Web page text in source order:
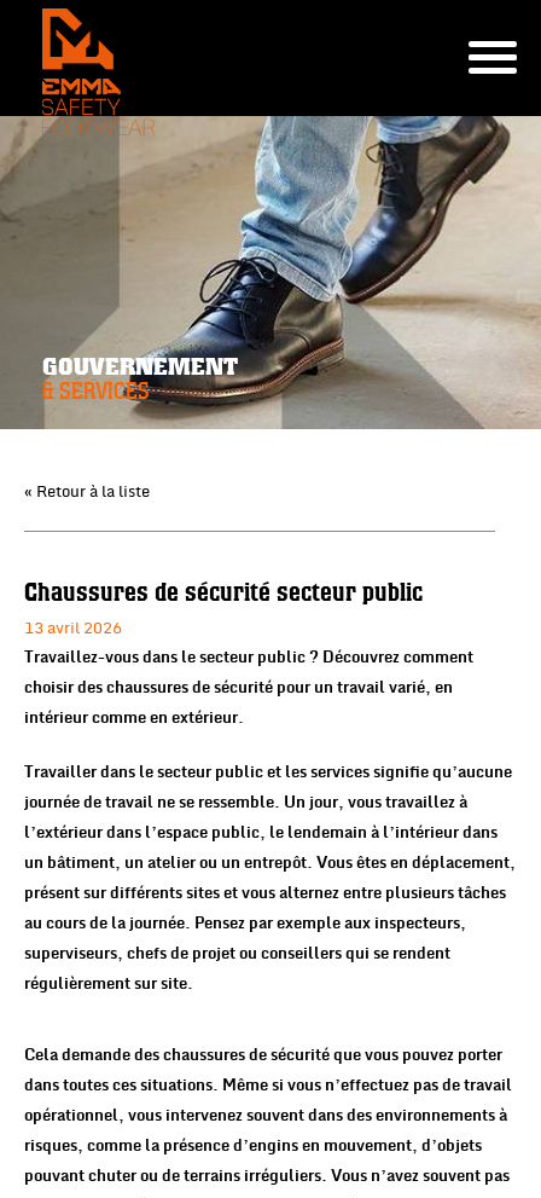
GOUVERNEMENT
& SERVICES
« Retour à la liste
Chaussures de sécurité secteur public
13 avril 2026
Travaillez-vous dans le secteur public ? Découvrez comment
choisir des chaussures de sécurité pour un travail varié, en
intérieur comme en extérieur.
Travailler dans le secteur public et les services signifie qu’aucune
journée de travail ne se ressemble. Un jour, vous travaillez à
l’extérieur dans l’espace public, le lendemain à l’intérieur dans
un bâtiment, un atelier ou un entrepôt. Vous êtes en déplacement,
présent sur différents sites et vous alternez entre plusieurs tâches
au cours de la journée. Pensez par exemple aux inspecteurs,
superviseurs, chefs de projet ou conseillers qui se rendent
régulièrement sur site.
Cela demande des chaussures de sécurité que vous pouvez porter
dans toutes ces situations. Même si vous n’effectuez pas de travail
opérationnel, vous intervenez souvent dans des environnements à
risques, comme la présence d’engins en mouvement, d’objets
pouvant chuter ou de terrains irréguliers. Vous n’avez souvent pas